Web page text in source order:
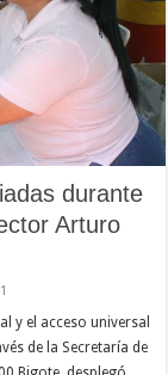
durante
Arturo
y el acceso universal
de la Secretaría de